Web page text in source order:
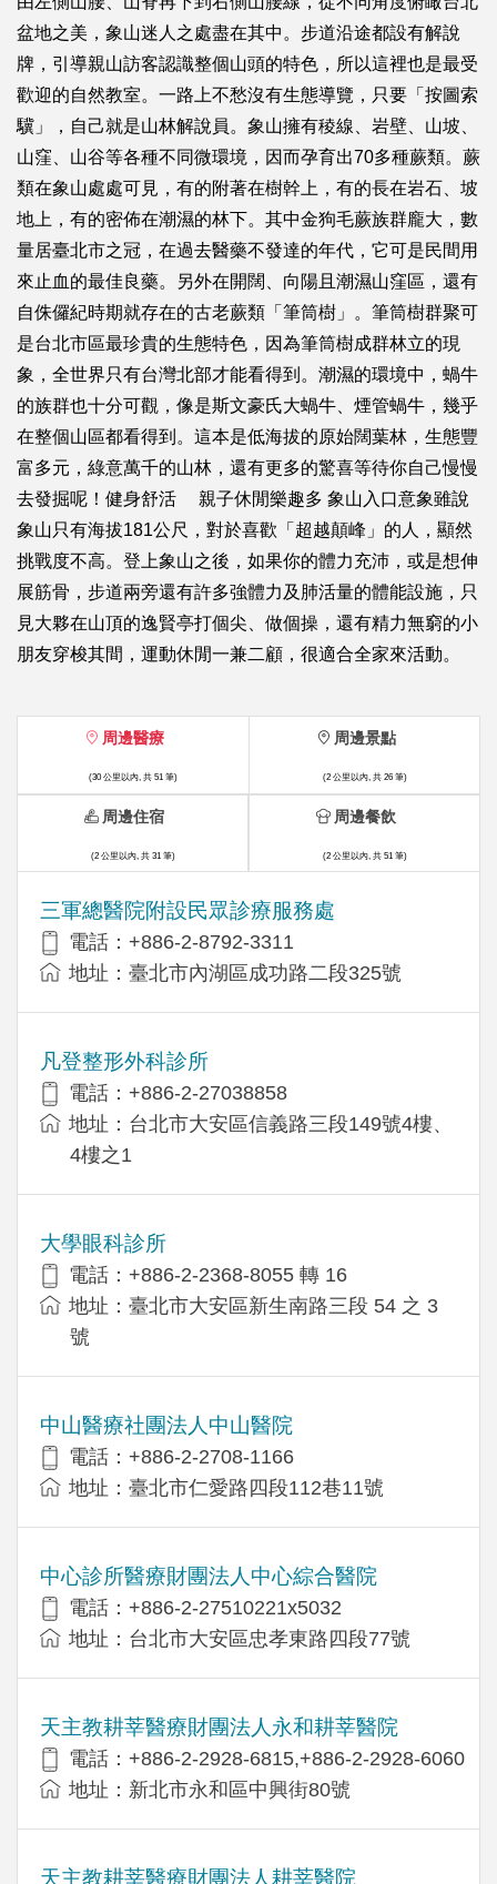
盆地之美，象山迷人之處盡在其中。步道沿途都設有解說
牌，引導親山訪客認識整個山頭的特色，所以這裡也是最受
歡迎的自然教室。一路上不愁沒有生態導覽，只要「按圖索
驥」，自己就是山林解說員。象山擁有稜線、岩壁、山坡、
山窪、山谷等各種不同微環境，因而孕育出70多種蕨類。蕨
類在象山處處可見，有的附著在樹幹上，有的長在岩石、坡
地上，有的密佈在潮濕的林下。其中金狗毛蕨族群龐大，數
量居臺北市之冠，在過去醫藥不發達的年代，它可是民間用
來止血的最佳良藥。另外在開闊、向陽且潮濕山窪區，還有
自侏儸紀時期就存在的古老蕨類「筆筒樹」。筆筒樹群聚可
是台北市區最珍貴的生態特色，因為筆筒樹成群林立的現
象，全世界只有台灣北部才能看得到。潮濕的環境中，蝸牛
的族群也十分可觀，像是斯文豪氏大蝸牛、煙管蝸牛，幾乎
在整個山區都看得到。這本是低海拔的原始闊葉林，生態豐
富多元，綠意萬千的山林，還有更多的驚喜等待你自己慢慢
去發掘呢！健身舒活 親子休閒樂趣多 象山入口意象雖說
象山只有海拔181公尺，對於喜歡「超越顛峰」的人，顯然
挑戰度不高。登上象山之後，如果你的體力充沛，或是想伸
展筋骨，步道兩旁還有許多強體力及肺活量的體能設施，只
見大夥在山頂的逸賢亭打個尖、做個操，還有精力無窮的小
朋友穿梭其間，運動休閒一兼二顧，很適合全家來活動。
周邊醫療
(30 公里以內, 共 51 筆)
三軍總醫院附設民眾診療服務處
電話：+886-2-8792-3311
地址：臺北市內湖區成功路二段325號
凡登整形外科診所
電話：+886-2-27038858
地址：台北市大安區信義路三段149號4樓、
4樓之1
大學眼科診所
電話：+886-2-2368-8055 轉 16
地址：臺北市大安區新生南路三段 54 之 3
號
中山醫療社團法人中山醫院
電話：+886-2-2708-1166
地址：臺北市仁愛路四段112巷11號
中心診所醫療財團法人中心綜合醫院
電話：+886-2-27510221x5032
地址：台北市大安區忠孝東路四段77號
天主教耕莘醫療財團法人永和耕莘醫院
電話：+886-2-2928-6815,+886-2-2928-6060
地址：新北市永和區中興街80號
天主教耕莘醫療財團法人耕莘醫院
周邊景點
(2 公里以內, 共 26 筆)
周邊住宿
(2 公里以內, 共 31 筆)
周邊餐飲
(2 公里以內, 共 51 筆)